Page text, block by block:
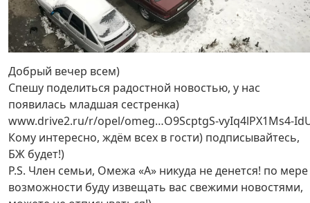
Добрый вечер всем)
Спешу поделиться радостной новостью, у нас
появилась младшая сестренка)
www.drive2.ru/r/opel/omeg…O9ScptgS-vyIq4lPX1Ms4-
Кому интересно, ждём всех в гости) подписывайтесь,
БЖ будет!)
P.S. Член семьи, Омежа «А» никуда не денется! по
возможности буду извещать вас свежими новостями,